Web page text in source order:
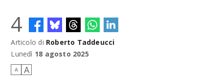
4
Articolo di Roberto Taddeucci
Lunedì 18 agosto 2025
A A